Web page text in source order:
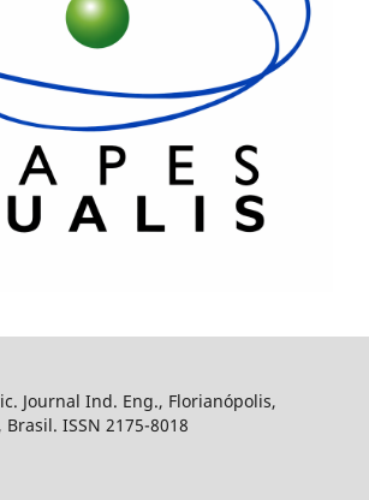
Journal Ind. Eng., Florianópolis,
ISSN 2175-8018